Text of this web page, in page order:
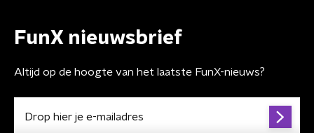
FunX nieuwsbrief
Altijd op de hoogte van het laatste FunX-nieuws?